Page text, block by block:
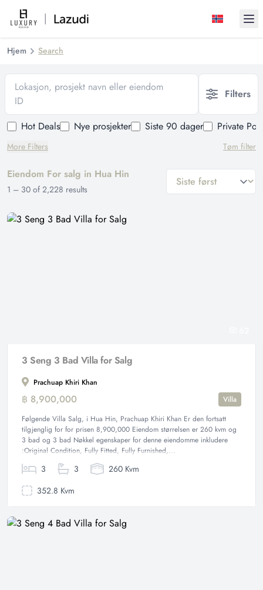
Hjem Search
Lokasjon, prosjekt navn eller eiendom
ID
Filters
Hot Deals Nye prosjekter Siste 90 dager Private
More Filters Tøm filter
Eiendom For salg in Hua Hin
1 – 30 of 2,228 results
general.sort-by
3 Seng 3 Bad Villa for Salg
Prachuap Khiri Khan
฿ 8,900,000
Villa
Følgende Villa Salg, i Hua Hin, Prachuap Khiri Khan Er den fortsatt
tilgjenglig for for prisen 8,900,000 Eiendom størrelsen er 260 kvm og
3 bad og 3 bad Nøkkel egenskaper for denne eiendomme inkludere
:Original Condition, Fully Fitted, Fully Furnished,...
3 3
260 Kvm
352.8 Kvm